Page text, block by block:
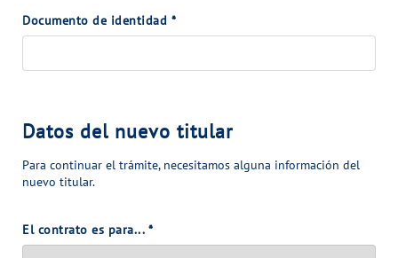
NUESTROS COMPROMISOS
Documento de identidad *
Datos del nuevo titular
Para continuar el trámite, necesitamos alguna información del
nuevo titular.
El contrato es para... *